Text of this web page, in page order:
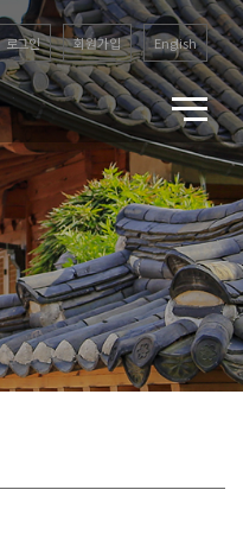
로그인 회원가입 English